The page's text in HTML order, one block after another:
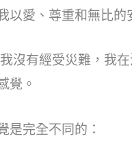
愛、尊重和無比的
有經受災難，我在
覺。
是完全不同的：